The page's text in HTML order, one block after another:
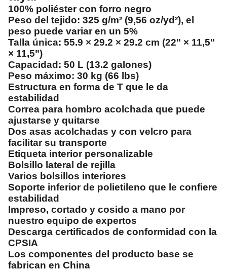
100% poliéster con forro negro
Peso del tejido: 325 g/m² (9,56 oz/yd²), el
peso puede variar en un 5%
Talla única: 55.9 × 29.2 × 29.2 cm (22" × 11,5"
× 11,5")
Capacidad: 50 L (13.2 galones)
Peso máximo: 30 kg (66 lbs)
Estructura en forma de T que le da
estabilidad
Correa para hombro acolchada que puede
ajustarse y quitarse
Dos asas acolchadas y con velcro para
facilitar su transporte
Etiqueta interior personalizable
Bolsillo lateral de rejilla
Varios bolsillos interiores
Soporte inferior de polietileno que le confiere
estabilidad
Impreso, cortado y cosido a mano por
nuestro equipo de expertos
Descarga certificados de conformidad con la
CPSIA
Los componentes del producto base se
fabrican en China